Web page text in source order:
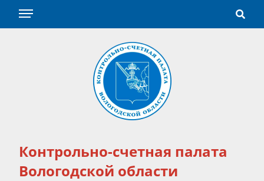
Контрольно-счетная палата
Вологодской области